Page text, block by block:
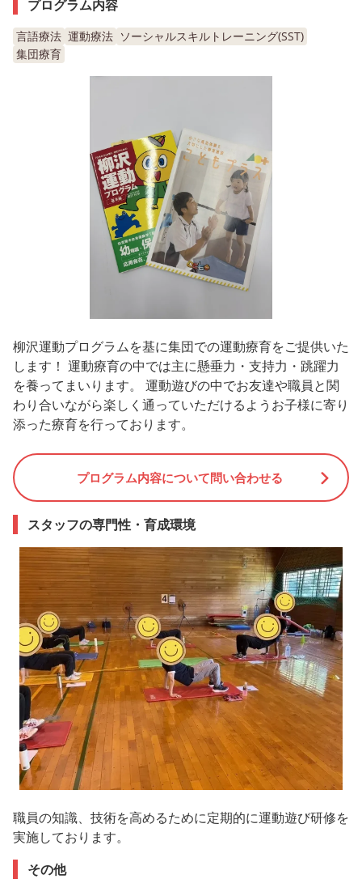
プログラム内容
言語療法 運動療法 ソーシャルスキルトレーニング(SST)
集団療育
柳沢運動プログラムを基に集団での運動療育をご提供いた
します！ 運動療育の中では主に懸垂力・支持力・跳躍力
を養ってまいります。 運動遊びの中でお友達や職員と関
わり合いながら楽しく通っていただけるようお子様に寄り
添った療育を行っております。
プログラム内容について問い合わせる
スタッフの専門性・育成環境
職員の知識、技術を高めるために定期的に運動遊び研修を
実施しております。
その他